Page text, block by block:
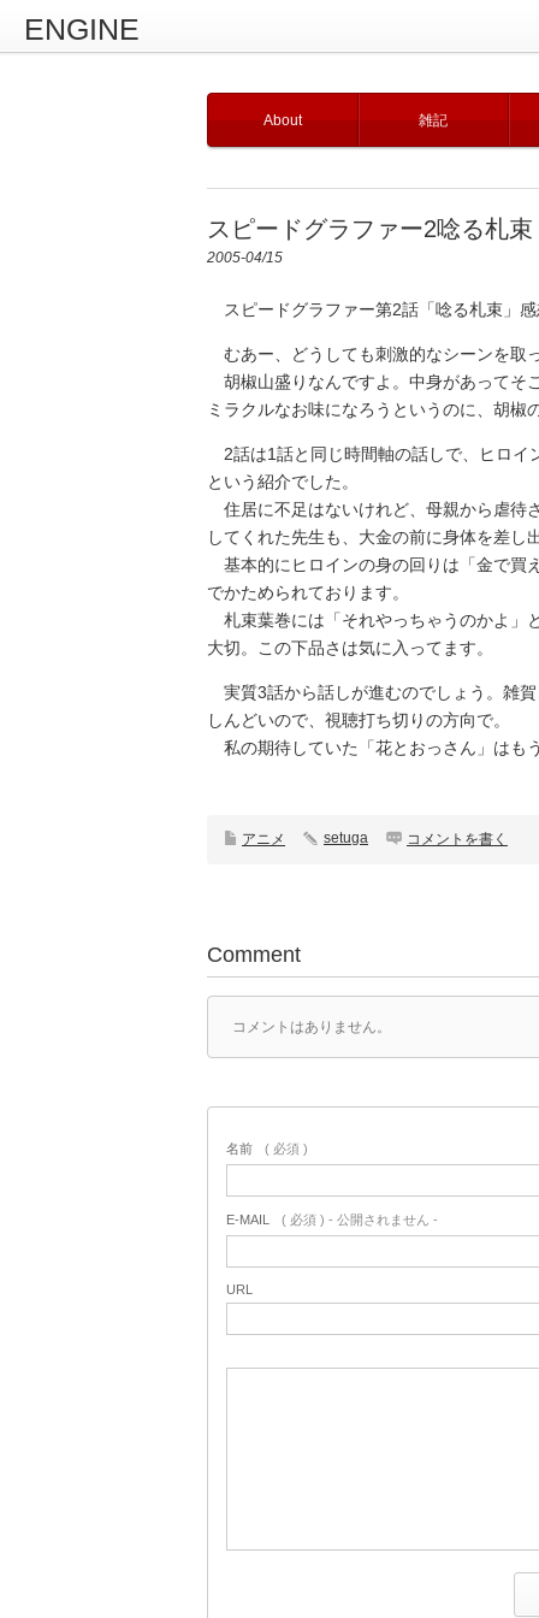
ENGINE
About 雑記
スピードグラファー2唸る札束
2005-04/15
スピードグラファー第2話「唸る札束」感
むあー、どうしても刺激的なシーンを取
胡椒山盛りなんですよ。中身があってそ
ミラクルなお味になろうというのに、胡椒
2話は1話と同じ時間軸の話しで、ヒロイ
という紹介でした。
住居に不足はないけれど、母親から虐待
してくれた先生も、大金の前に身体を差し
基本的にヒロインの身の回りは「金で買
でかためられております。
札束葉巻には「それやっちゃうのかよ」
大切。この下品さは気に入ってます。
実質3話から話しが進むのでしょう。雑
しんどいので、視聴打ち切りの方向で。
私の期待していた「花とおっさん」はも
アニメ setuga コメントを書く
Comment
コメントはありません。
名前 ( 必須 )
E-MAIL ( 必須 ) - 公開されません -
URL